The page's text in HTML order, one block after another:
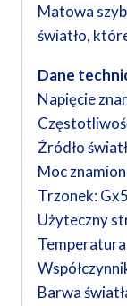
Matowa
światło,
Dane
Napięcie
Źródło
Moc
Trzonek:
Użyteczny
Barwa